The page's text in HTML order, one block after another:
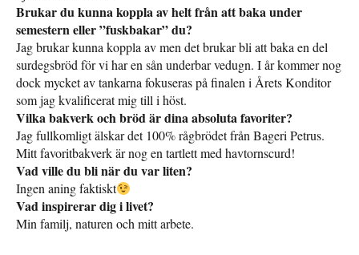
Brukar du kunna koppla av helt från att baka under
semestern eller ”fuskbakar” du?
Jag brukar kunna koppla av men det brukar bli att baka en del
surdegsbröd för vi har en sån underbar vedugn. I år kommer nog
dock mycket av tankarna fokuseras på finalen i Årets Konditor
som jag kvalificerat mig till i höst.
Vilka bakverk och bröd är dina absoluta favoriter?
Jag fullkomligt älskar det 100% rågbrödet från Bageri Petrus.
Mitt favoritbakverk är nog en tartlett med havtornscurd!
Vad ville du bli när du var liten?
Ingen aning faktiskt
Vad inspirerar dig i livet?
Min familj, naturen och mitt arbete.